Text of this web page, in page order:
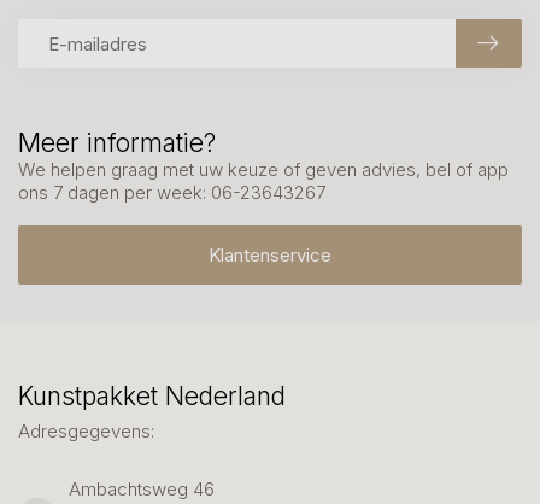
Meer informatie?
We helpen graag met uw keuze of geven advies, bel of app
ons 7 dagen per week: 06-23643267
Klantenservice
Kunstpakket Nederland
Adresgegevens:
Ambachtsweg 46